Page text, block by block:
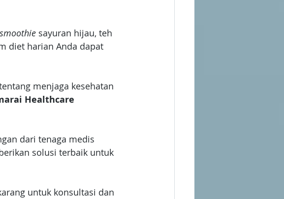
smoothie sayuran hijau, teh
diet harian Anda dapat
menjaga kesehatan
Healthcare
dari tenaga medis
solusi terbaik untuk
untuk konsultasi dan